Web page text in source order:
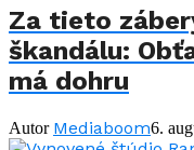
Za tieto
škandálu:
má dohru
Autor Mediaboom6.